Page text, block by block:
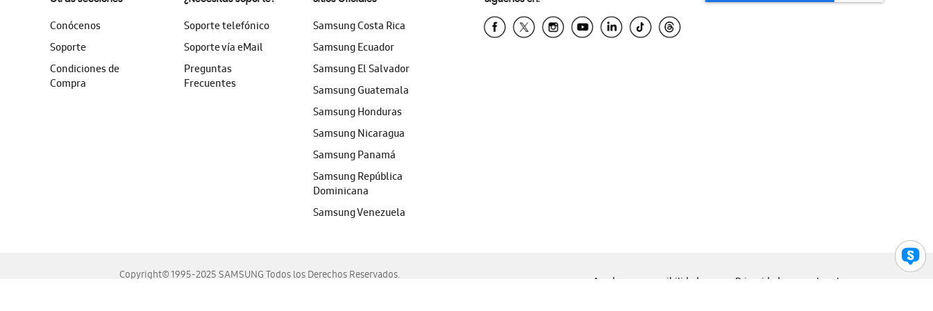
Conócenos
Soporte
Condiciones de
Compra
Soporte telefónico
Soporte vía eMail
Preguntas
Frecuentes
Samsung Costa Rica
Samsung Ecuador
Samsung El Salvador
Samsung Guatemala
Samsung Honduras
Samsung Nicaragua
Samsung Panamá
Samsung República
Dominicana
Samsung Venezuela
Copyright© 1995-2025 SAMSUNG Todos los Derechos Reservados.
Ayuda para accesibilidad Privacidad Legal